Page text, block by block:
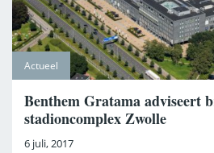
Actueel
Benthem Gratama adviseert
stadioncomplex Zwolle
6 juli, 2017